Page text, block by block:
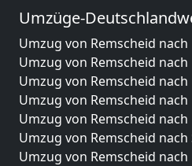
Umzüge-
Umzug von Remscheid nach
Umzug von Remscheid
Umzug von Remscheid
Umzug von Remscheid nach
Umzug von Remscheid
Umzug von Remscheid
Umzug von Remscheid